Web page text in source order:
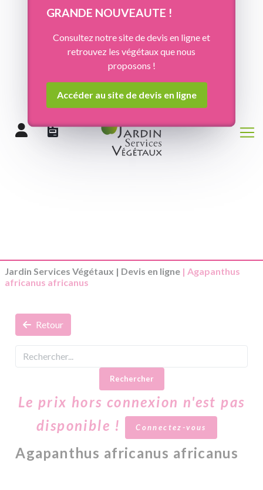
GRANDE NOUVEAUTE !
Consultez notre site de devis en ligne et
retrouvez les végétaux que nous
proposons !
Accéder au site de devis en ligne
Jardin Services Végétaux | Devis en ligne | Agapanthus
africanus africanus
Retour
Rechercher
Le prix hors connexion n'est pas
disponible !
Connectez-vous
Agapanthus africanus africanus
Panneau de gestion des cookies